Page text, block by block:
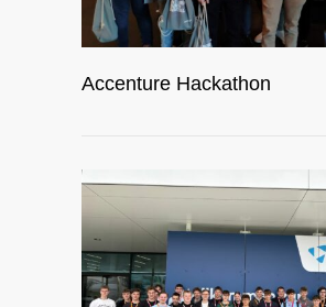
Accenture Hackathon